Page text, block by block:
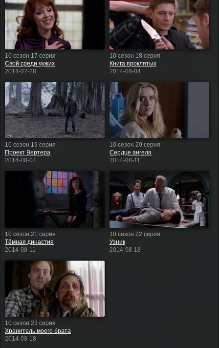
10 сезон 17 серия
Свой среди чужих
2014-07-28
10 сезон 18 серия
Книга проклятых
2014-08-04
10 сезон 19 серия
Проект Вертера
2014-08-04
10 сезон 20 серия
Сердце ангела
2014-08-11
10 сезон 21 серия
Тёмная династия
2014-08-11
10 сезон 22 серия
Узник
2014-08-18
10 сезон 23 серия
Хранитель моего брата
2014-08-18